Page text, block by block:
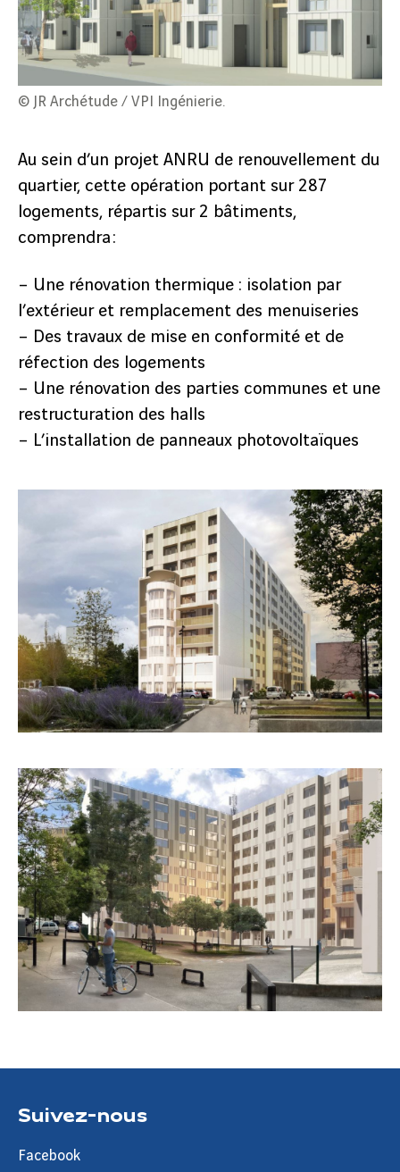
© JR Archétude / VPI Ingénierie.
Au sein d’un projet ANRU de renouvellement du
quartier, cette opération portant sur 287
logements, répartis sur 2 bâtiments,
comprendra :
– Une rénovation thermique : isolation par
l’extérieur et remplacement des menuiseries
– Des travaux de mise en conformité et de
réfection des logements
– Une rénovation des parties communes et une
restructuration des halls
– L’installation de panneaux photovoltaïques
Suivez-nous
Facebook